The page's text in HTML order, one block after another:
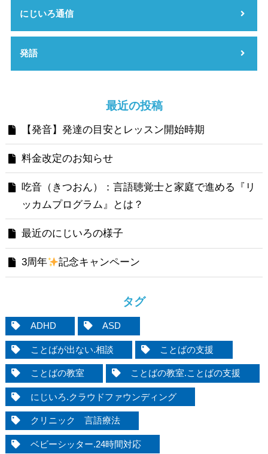
にじいろ通信
発語
最近の投稿
【発音】発達の目安とレッスン開始時期
料金改定のお知らせ
吃音（きつおん）：言語聴覚士と家庭で進める『リ
ッカムプログラム』とは？
最近のにじいろの様子
3周年 記念キャンペーン
タグ
ADHD ASD
ことばが出ない.相談 ことばの支援
ことばの教室 ことばの教室.ことばの支援
にじいろ.クラウドファウンディング
クリニック 言語療法
ベビーシッター.24時間対応